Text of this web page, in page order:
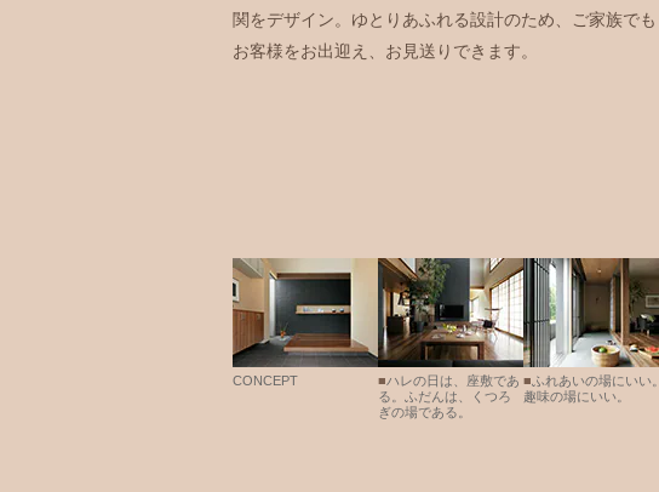
関をデザイン。ゆとりあふれる設計のため、ご家族でも
お客様をお出迎え、お見送りできます。
CONCEPT ■ハレの日は、座敷であ
る。ふだんは、くつろ
ぎの場である。
■ ふれあいの場にいい。
趣味の場にいい。